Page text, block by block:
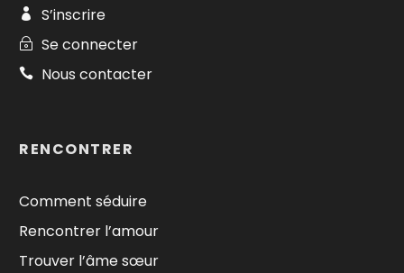
S’inscrire
Se connecter
Nous contacter
RENCONTRER
Comment séduire
Rencontrer l’amour
Trouver l’âme sœur